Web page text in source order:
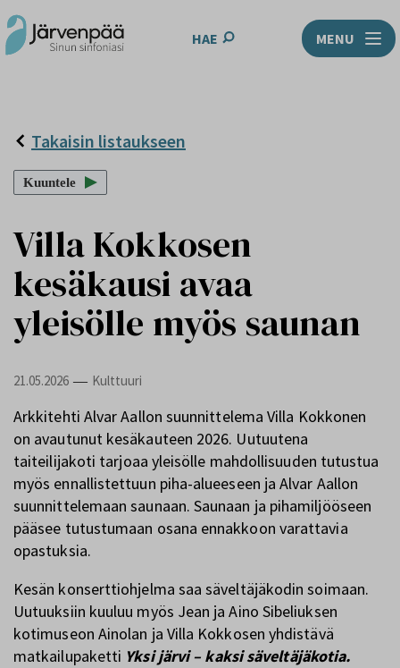
HAE MENU
Takaisin listaukseen
Kuuntele
Villa Kokkosen
kesäkausi avaa
yleisölle myös saunan
21.05.2026 — Kulttuuri
Arkkitehti Alvar Aallon suunnittelema Villa Kokkonen
on avautunut kesäkauteen 2026. Uutuutena
taiteilijakoti tarjoaa yleisölle mahdollisuuden tutustua
myös ennallistettuun piha-alueeseen ja Alvar Aallon
suunnittelemaan saunaan. Saunaan ja pihamiljööseen
pääsee tutustumaan osana ennakkoon varattavia
opastuksia.
Kesän konserttiohjelma saa säveltäjäkodin soimaan.
Uutuuksiin kuuluu myös Jean ja Aino Sibeliuksen
kotimuseon Ainolan ja Villa Kokkosen yhdistävä
matkailupaketti Yksi järvi – kaksi säveltäjäkotia.